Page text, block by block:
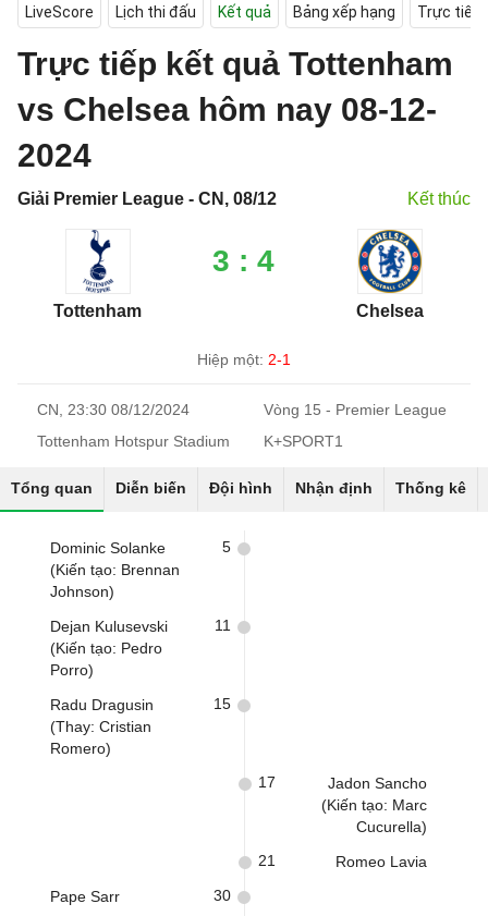
LiveScore Lịch thi đấu Kết quả Bảng xếp hạng Trực tiếp
Trực tiếp kết quả Tottenham
vs Chelsea hôm nay 08-12-
2024
Giải Premier League - CN, 08/12 Kết thúc
Tottenham
3 : 4
Chelsea
Hiệp một: 2-1
CN, 23:30 08/12/2024
Vòng 15 - Premier League
Tottenham Hotspur Stadium
K+SPORT1
Tổng quan Diễn biến Đội hình Nhận định Thống kê
Dominic Solanke
(Kiến tạo: Brennan
Johnson)
5
Dejan Kulusevski
(Kiến tạo: Pedro
Porro)
11
Radu Dragusin
(Thay: Cristian
Romero)
15
Jadon Sancho
(Kiến tạo: Marc
Cucurella)
17
Romeo Lavia
21
Pape Sarr 30